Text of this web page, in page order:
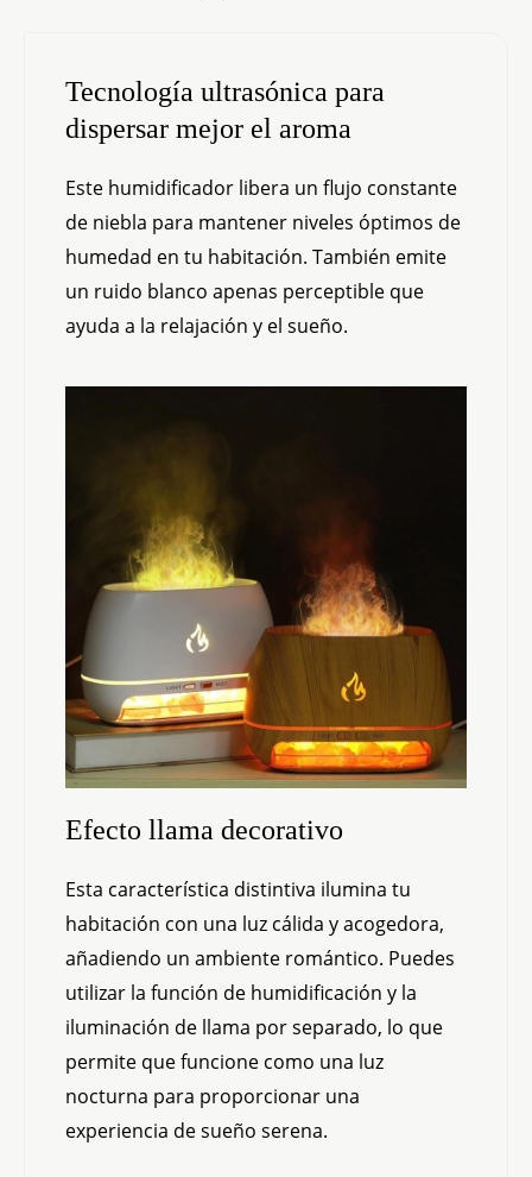
Tecnología ultrasónica para
dispersar mejor el aroma
Este humidificador libera un flujo constante
de niebla para mantener niveles óptimos de
humedad en tu habitación. También emite
un ruido blanco apenas perceptible que
ayuda a la relajación y el sueño.
Efecto llama decorativo
Esta característica distintiva ilumina tu
habitación con una luz cálida y acogedora,
añadiendo un ambiente romántico. Puedes
utilizar la función de humidificación y la
iluminación de llama por separado, lo que
permite que funcione como una luz
nocturna para proporcionar una
experiencia de sueño serena.